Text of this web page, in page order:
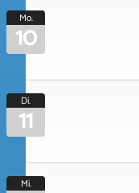
Mo.
10
Di.
11
Mi.